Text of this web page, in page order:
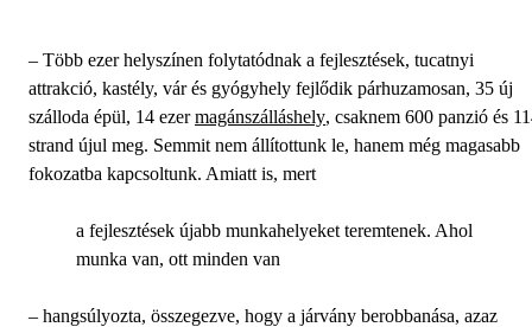
– Több ezer helyszínen folytatódnak a fejlesztések, tucatnyi
attrakció, kastély, vár és gyógyhely fejlődik párhuzamosan, 35 új
szálloda épül, 14 ezermagánszálláshely, csaknem 600 panzió és
strand újul meg. Semmit nem állítottunk le, hanem még magasabb
fokozatba kapcsoltunk. Amiatt is, mert
a fejlesztések újabb munkahelyeket teremtenek. Ahol
munka van, ott minden van
– hangsúlyozta, összegezve, hogy a járvány berobbanása, azaz